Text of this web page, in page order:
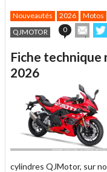
Nouveautés 2026 Motos
QJMOTOR
0
cet
à
sur
Fiche technique
2026
cylindres QJMotor, sur